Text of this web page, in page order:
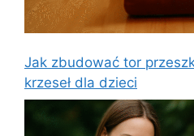
Jak zbudować tor
krzeseł dla dzieci